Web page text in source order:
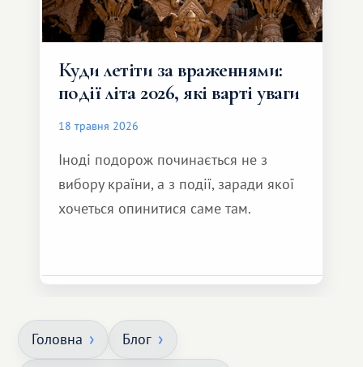
Куди летіти за враженнями:
події літа 2026, які варті уваги
18 травня 2026
Іноді подорож починається не з
вибору країни, а з події, заради якої
хочеться опинитися саме там.
Головна Блог